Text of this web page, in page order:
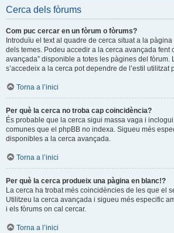
Cerca dels fòrums
Com puc cercar en un fòrum o fòrums?
Introduïu el text al quadre de cerca situat a la pàgina
dels temes. Podeu accedir a la cerca avançada fent
avançada” disponible a totes les pàgines del fòrum.
s’accedeix a la cerca pot dependre de l’estil utilitzat
Torna a l’inici
Per què la cerca no troba cap coincidència?
És probable que la cerca sigui massa vaga i
comunes que el phpBB no indexa. Sigueu més
disponibles a la cerca avançada.
Torna a l’inici
Per què la cerca produeix una pàgina en blanc!?
La cerca ha trobat més coincidències de les que el
Utilitzeu la cerca avançada i sigueu més especific
i els fòrums on cal cercar.
Torna a l’inici